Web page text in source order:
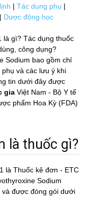
| Tác dụng phụ |
| Dược động học
là gì? Tác dụng thuốc
công dụng?
Sodium bao gồm chỉ
và các lưu ý khi
tin dưới đây được
gia Việt Nam - Bộ Y tế
phẩm Hoa Kỳ (FDA)
là thuốc gì?
là Thuốc kê đơn - ETC
Sodium
và được đóng gói dưới